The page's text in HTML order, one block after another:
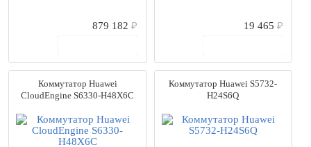
879 182₽
19 465 ₽
Коммутатор Huawei
CloudEngine S6330-H48X6C
Коммутатор Huawei S5732-
H24S6Q